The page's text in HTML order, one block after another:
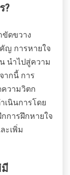
?
ขัดขวาง
ญ การหายใจ
นำไปสู่ความ
ากนี้ การ
วามวิตก
เนินการโดย
การฝึกหายใจ
ะเพิ่ม